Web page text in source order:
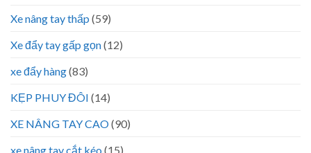
Xe nâng tay thấp (59)
Xe đẩy tay gấp gọn(12)
xe đẩy hàng(83)
KẸP PHUY ĐÔI (14)
XE NÂNG TAY CAO(90)
xe nâng tay cắt kéo (15)